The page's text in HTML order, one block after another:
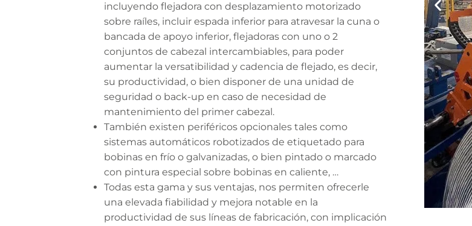
incluyendo flejadora con desplazamiento motorizado
sobre raíles, incluir espada inferior para atravesar la cuna o
bancada de apoyo inferior, flejadoras con uno o 2
conjuntos de cabezal intercambiables, para poder
aumentar la versatibilidad y cadencia de flejado, es decir,
su productividad, o bien disponer de una unidad de
seguridad o back-up en caso de necesidad de
mantenimiento del primer cabezal.
También existen periféricos opcionales tales como
sistemas automáticos robotizados de etiquetado para
bobinas en frío o galvanizadas, o bien pintado o marcado
con pintura especial sobre bobinas en caliente, …
Todas esta gama y sus ventajas, nos permiten ofrecerle
una elevada fiabilidad y mejora notable en la
productividad de sus líneas de fabricación, con implicación